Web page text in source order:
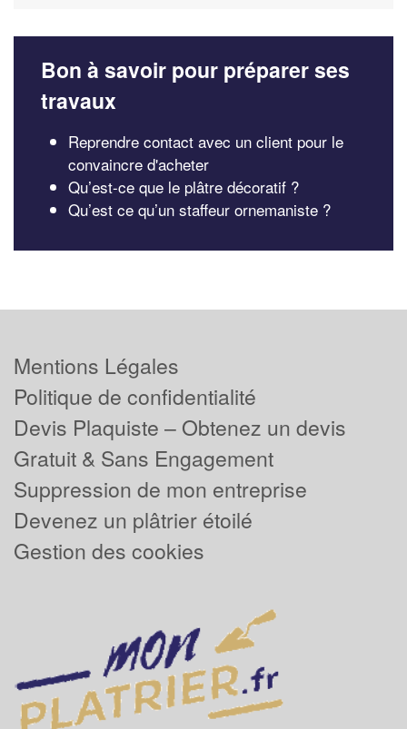
Bon à savoir pour préparer ses
travaux
Reprendre contact avec un client pour le
convaincre d'acheter
Qu’est-ce que le plâtre décoratif ?
Qu’est ce qu’un staffeur ornemaniste ?
Mentions Légales
Politique de confidentialité
Devis Plaquiste – Obtenez un devis
Gratuit & Sans Engagement
Suppression de mon entreprise
Devenez un plâtrier étoilé
Gestion des cookies